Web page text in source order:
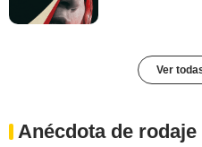
Ver
Anécdota de rodaje